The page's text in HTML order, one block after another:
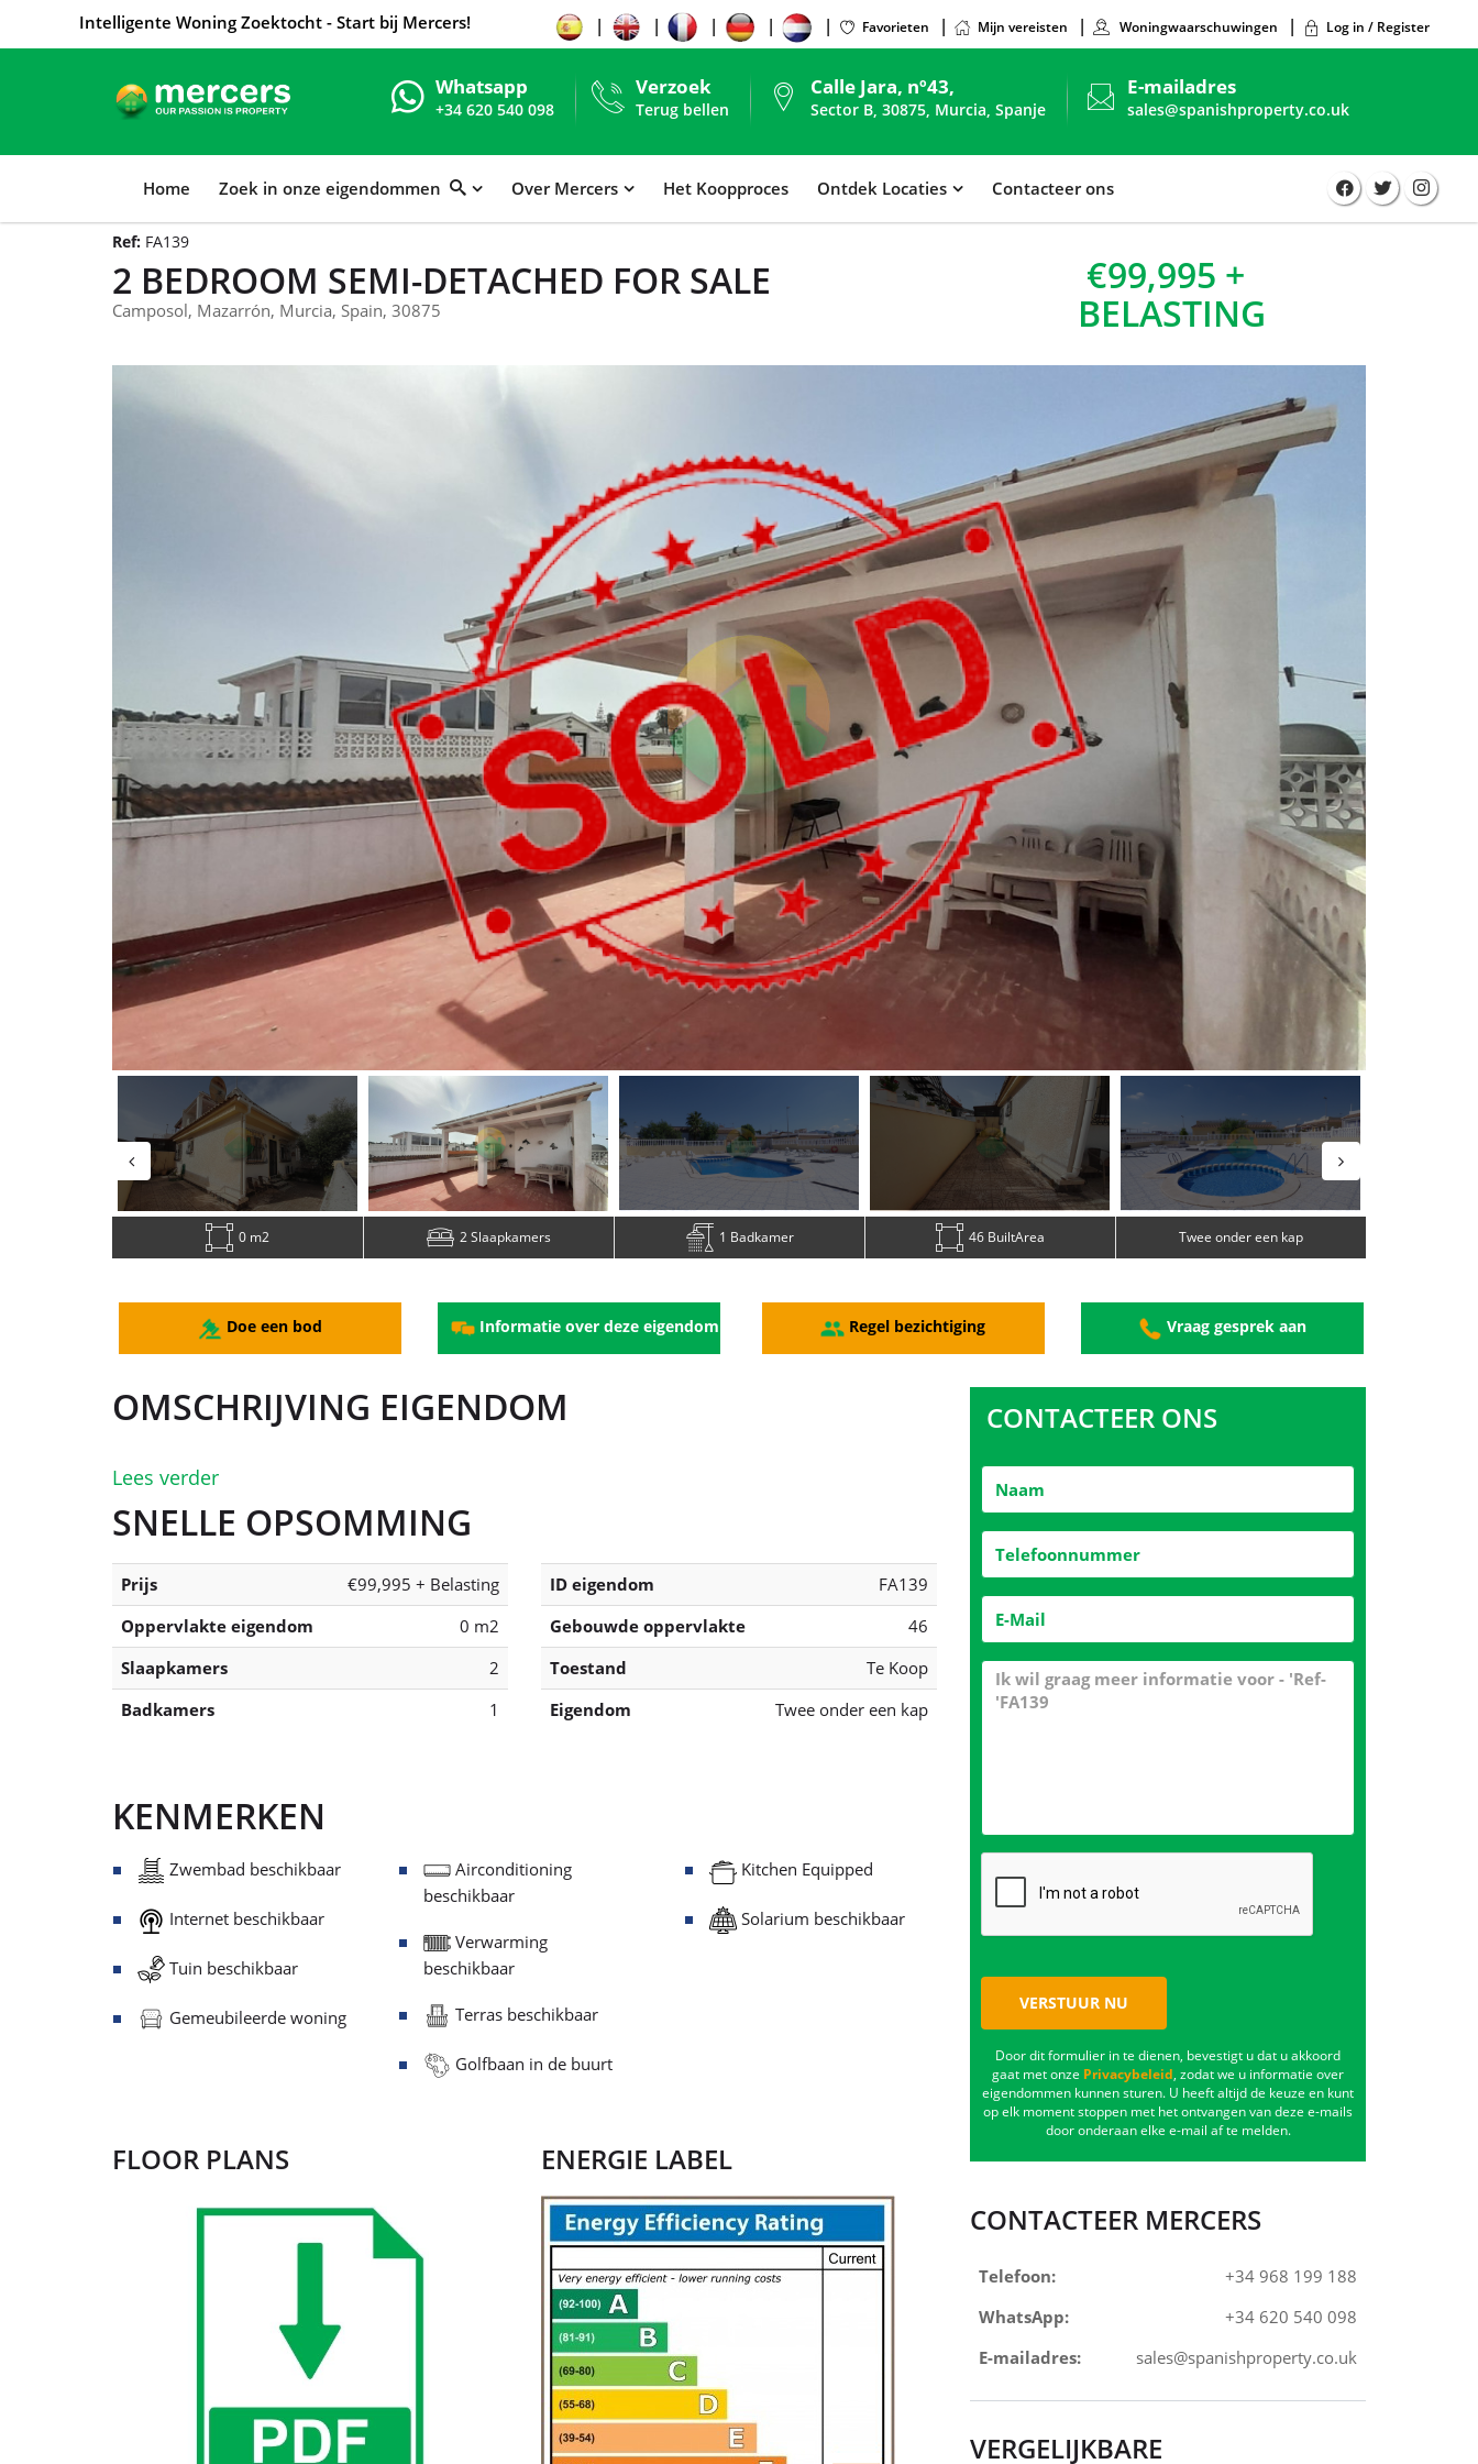
Intelligente Woning Zoektocht - Start bij Mercers! Favorieten Mijn vereisten Woningwaarschuwingen Log in / Register
Whatsapp
+34 620 540 098
Verzoek
Terug bellen
Calle Jara, nº43,
Sector B, 30875, Murcia, Spanje
E-mailadres
sales@spanishproperty.co.uk
Home Zoek in onze eigendommen Over Mercers Het Koopproces Ontdek Locaties Contacteer ons
Ref: FA139
2 BEDROOM SEMI-DETACHED FOR SALE
Camposol, Mazarrón, Murcia, Spain, 30875
€99,995 +
BELASTING
0 m2 2 Slaapkamers 1 Badkamer 46 BuiltArea Twee onder een kap
Doe een bod Informatie over deze eigendom Regel bezichtiging Vraag gesprek aan
OMSCHRIJVING EIGENDOM
Lees verder
SNELLE OPSOMMING
Prijs
€99,995 + Belasting
Oppervlakte eigendom
0 m2
Slaapkamers
2
Badkamers
1
ID eigendom
FA139
Gebouwde oppervlakte
46
Toestand
Te Koop
Eigendom
Twee onder een kap
KENMERKEN
Zwembad beschikbaar
Internet beschikbaar
Tuin beschikbaar
Gemeubileerde woning
Airconditioning
beschikbaar
Verwarming
beschikbaar
Terras beschikbaar
Golfbaan in de buurt
Kitchen Equipped
Solarium beschikbaar
FLOOR PLANS ENERGIE LABEL
CONTACTEER ONS
VERSTUUR NU
Door dit formulier in te dienen, bevestigt u dat u akkoord
gaat met onze Privacybeleid, zodat we u informatie over
eigendommen kunnen sturen. U heeft altijd de keuze en kunt
op elk moment stoppen met het ontvangen van deze e-mails
door onderaan elke e-mail af te melden.
CONTACTEER MERCERS
Telefoon:
+34 968 199 188
WhatsApp:
+34 620 540 098
E-mailadres:
sales@spanishproperty.co.uk
VERGELIJKBARE